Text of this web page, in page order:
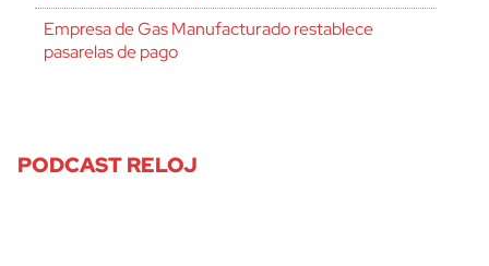
Empresa de Gas Manufacturado restablece
pasarelas de pago
PODCAST RELOJ